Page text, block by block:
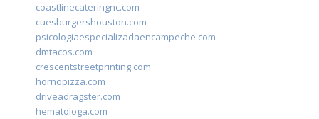
coastlinecateringnc.com
cuesburgershouston.com
psicologiaespecializadaencampeche.com
dmtacos.com
crescentstreetprinting.com
hornopizza.com
driveadragster.com
hematologa.com